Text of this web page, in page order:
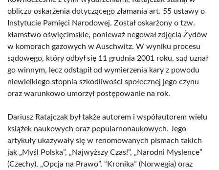
obliczu oskarżenia dotyczącego złamania art. 55 ustawy o
Instytucie Pamięci Narodowej. Został oskarżony o tzw.
kłamstwo oświęcimskie, ponieważ negował zdjęcia Żydów
w komorach gazowych w Auschwitz. W wyniku procesu
sądowego, który odbył się 11 grudnia 2001 roku, sąd uznał
go winnym, lecz odstąpił od wymierzenia kary z powodu
niewielkiego stopnia szkodliwości społecznej jego czynu
oraz warunkowo umorzył postępowanie na rok.
Dariusz Ratajczak był także autorem i współautorem wielu
książek naukowych oraz popularnonaukowych. Jego
artykuły ukazywały się w renomowanych pismach takich
jak „Myśl Polska”, „Najwyższy Czas!”, „Narodni Myslence”
(Czechy), „Opcja na Prawo”, “Kronika” (Norwegia) oraz